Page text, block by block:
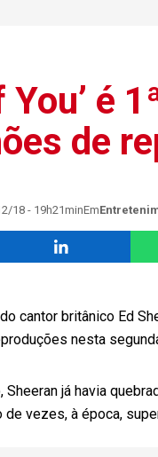
You’ é
de
18 - 19h21minEm
cantor britânico Ed
nesta
Sheeran já havia
vezes, à época,